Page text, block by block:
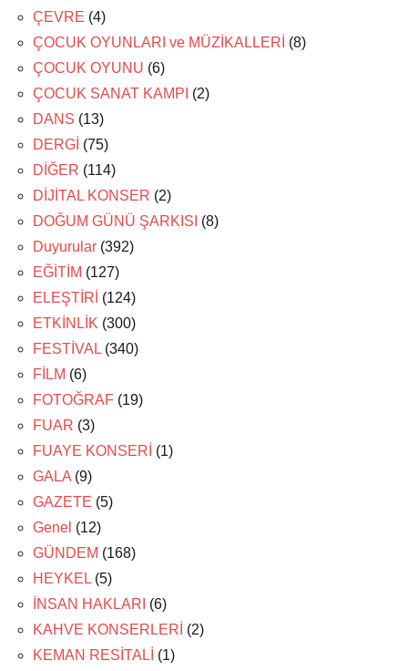
ÇEVRE (4)
ÇOCUK OYUNLARI ve MÜZİKALLERİ (8)
ÇOCUK OYUNU (6)
ÇOCUK SANAT KAMPI (2)
DANS (13)
DERGİ (75)
DİĞER (114)
DİJİTAL KONSER (2)
DOĞUM GÜNÜ ŞARKISI (8)
Duyurular (392)
EĞİTİM (127)
ELEŞTİRİ (124)
ETKİNLİK (300)
FESTİVAL (340)
FİLM (6)
FOTOĞRAF (19)
FUAR (3)
FUAYE KONSERİ (1)
GALA (9)
GAZETE (5)
Genel (12)
GÜNDEM (168)
HEYKEL (5)
İNSAN HAKLARI (6)
KAHVE KONSERLERİ (2)
KEMAN RESİTALİ (1)